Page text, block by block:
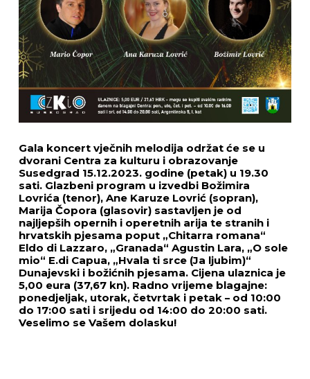
Gala koncert vječnih melodija održat će se u
dvorani Centra za kulturu i obrazovanje
Susedgrad 15.12.2023. godine (petak) u 19.30
sati. Glazbeni program u izvedbi Božimira
Lovrića (tenor), Ane Karuze Lovrić (sopran),
Marija Čopora (glasovir) sastavljen je od
najljepših opernih i operetnih arija te stranih i
hrvatskih pjesama poput „Chitarra romana“
Eldo di Lazzaro, „Granada“ Agustin Lara, „O sole
mio“ E.di Capua, „Hvala ti srce (Ja ljubim)“
Dunajevski i božićnih pjesama. Cijena ulaznica je
5,00 eura (37,67 kn). Radno vrijeme blagajne:
ponedjeljak, utorak, četvrtak i petak – od 10:00
do 17:00 sati i srijedu od 14:00 do 20:00 sati.
Veselimo se Vašem dolasku!